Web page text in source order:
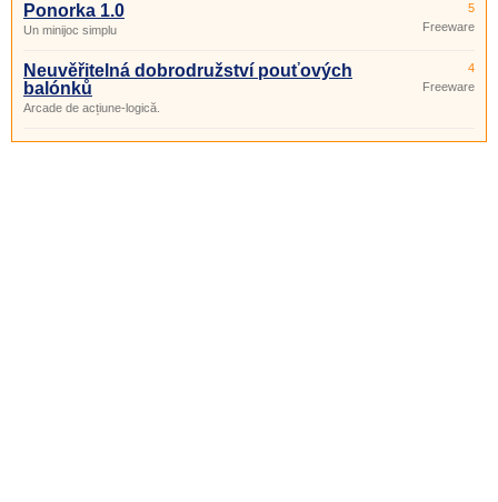
Ponorka 1.0
Un minijoc simplu
5
Freeware
Neuvěřitelná dobrodružství pouťových
balónků
Arcade de acțiune-logică.
4
Freeware